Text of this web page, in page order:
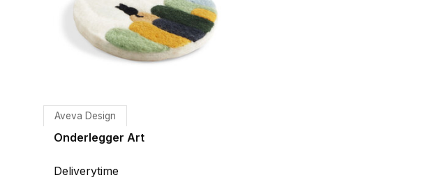
Aveva Design
Onderlegger Art
Deliverytime